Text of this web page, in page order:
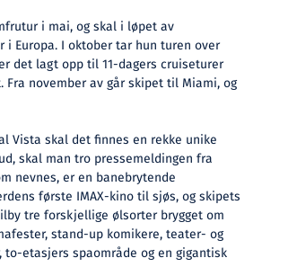
i mai, og skal i løpet av
Europa. I oktober tar hun turen over
det lagt opp til 11-dagers cruiseturer
Fra november av går skipet til Miami, og
Vista skal det finnes en rekke unike
skal man tro pressemeldingen fra
nevnes, er en banebrytende
første IMAX-kino til sjøs, og skipets
tre forskjellige ølsorter brygget om
stand-up komikere, teater- og
etasjers spaområde og en gigantisk